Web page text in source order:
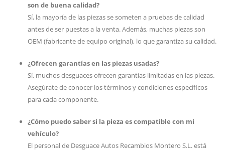
son de buena calidad?
Sí, la mayoría de las piezas se someten a pruebas de calidad
antes de ser puestas a la venta. Además, muchas piezas son
OEM (fabricante de equipo original), lo que garantiza su calidad.
¿Ofrecen garantías en las piezas usadas?
Sí, muchos desguaces ofrecen garantías limitadas en las piezas.
Asegúrate de conocer los términos y condiciones específicos
para cada componente.
¿Cómo puedo saber si la pieza es compatible con mi
vehículo?
El personal de Desguace Autos Recambios Montero S.L. está